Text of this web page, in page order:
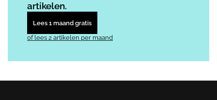
artikelen.
Lees 1 maand gratis
of lees 2 artikelen per maand